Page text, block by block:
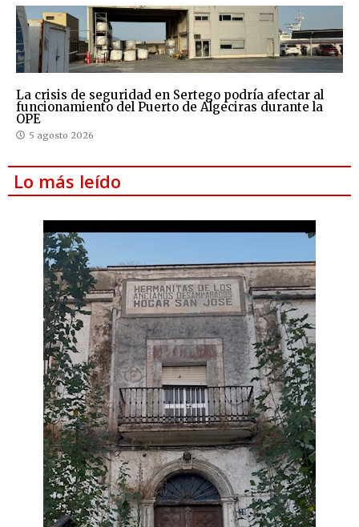
La crisis de seguridad en Sertego podría afectar al
funcionamiento del Puerto de Algeciras durante la
OPE
5 agosto 2026
Lo más leído